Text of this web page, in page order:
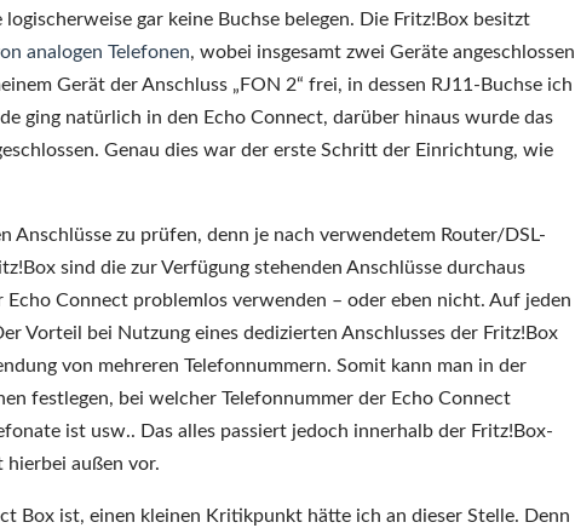
gar keine Buchse belegen. Die Fritz!Box besitzt
analogen Telefonen, wobei insgesamt zwei Geräte angeschlossen
Gerät der Anschluss „FON 2“ frei, in dessen RJ11-Buchse ich
ging natürlich in den Echo Connect, darüber hinaus wurde das
Genau dies war der erste Schritt der Einrichtung, wie
Anschlüsse zu prüfen, denn je nach verwendetem Router/DSL-
sind die zur Verfügung stehenden Anschlüsse durchaus
Connect problemlos verwenden – oder eben nicht. Auf jeden
Vorteil bei Nutzung eines dedizierten Anschlusses der Fritz!Box
von mehreren Telefonnummern. Somit kann man in der
festlegen, bei welcher Telefonnummer der Echo Connect
ist usw.. Das alles passiert jedoch innerhalb der Fritz!Box-
außen vor.
Box ist, einen kleinen Kritikpunkt hätte ich an dieser Stelle. Denn